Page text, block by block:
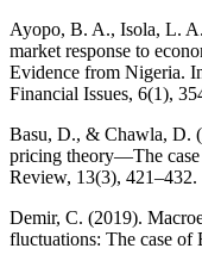
Ayopo, B. A., Isola, L.
market response to
Evidence from Nigeria.
Financial Issues, 6(1),
Basu, D., & Chawla, D.
pricing theory—The case
Review, 13(3), 421–432.
Demir, C. (2019).
fluctuations: The case of